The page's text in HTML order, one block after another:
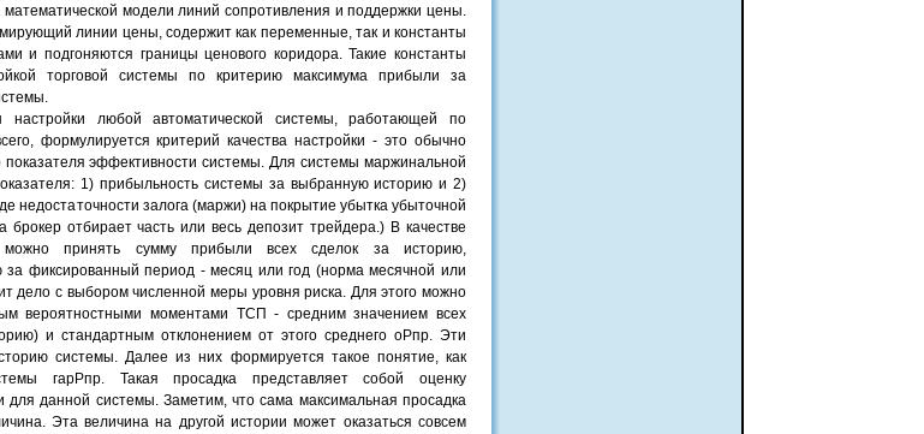
модели линий сопротивления и поддержки цены.
линии цены, содержит как переменные, так и константы
и подгоняются границы ценового коридора. Такие константы
торговой системы по критерию максимума прибыли за
любой автоматической системы, работающей по
формулируется критерий качества настройки - это обычно
эффективности системы. Для системы маржинальной
1) прибыльность системы за выбранную историю и 2)
недостаточности залога (маржи) на покрытие убытка убыточной
брокер отбирает часть или весь депозит трейдера.) В качестве
принять сумму прибыли всех сделок за историю,
за фиксированный период - месяц или год (норма месячной или
дело с выбором численной меры уровня риска. Для этого можно
вероятностными моментами ТСП - средним значением всех
и стандартным отклонением от этого среднего оРпр. Эти
системы. Далее из них формируется такое понятие, как
гарРпр. Такая просадка представляет собой оценку
для данной системы. Заметим, что сама максимальная просадка
Эта величина на другой истории может оказаться совсем